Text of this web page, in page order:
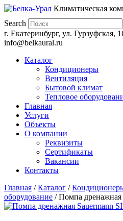
Климатическая
Search
г. Екатеринбург, ул. Гурзуфская,
info@belkaural.ru
Каталог
Кондиционеры
Вентиляция
Бытовой климат
Тепловое
Главная
Услуги
Объекты
О компании
Реквизиты
Сертификаты
Вакансии
Контакты
Главная /Каталог /
оборудование /Помпа дренажная